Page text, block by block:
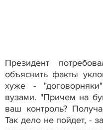
Президент
объяснить факты
хуже -
вузами. "Причем на
ваш контроль?
Так дело не пойдет, -